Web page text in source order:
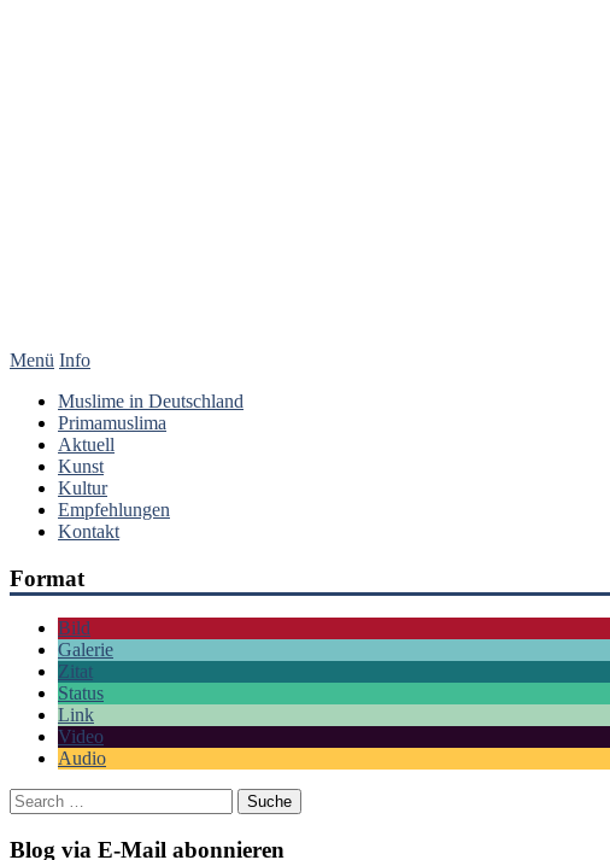
Menü Info
Muslime in Deutschland
Primamuslima
Aktuell
Kunst
Kultur
Empfehlungen
Kontakt
Format
Bild
Galerie
Zitat
Status
Link
Video
Audio
Blog via E-Mail abonnieren